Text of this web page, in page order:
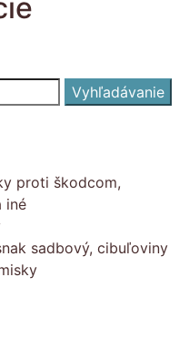
Vyhľadávanie
proti škodcom,
iné
sadbový, cibuľoviny